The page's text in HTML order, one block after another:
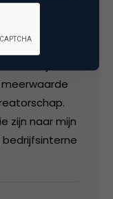
reden.
om dit
zijn naar mijn